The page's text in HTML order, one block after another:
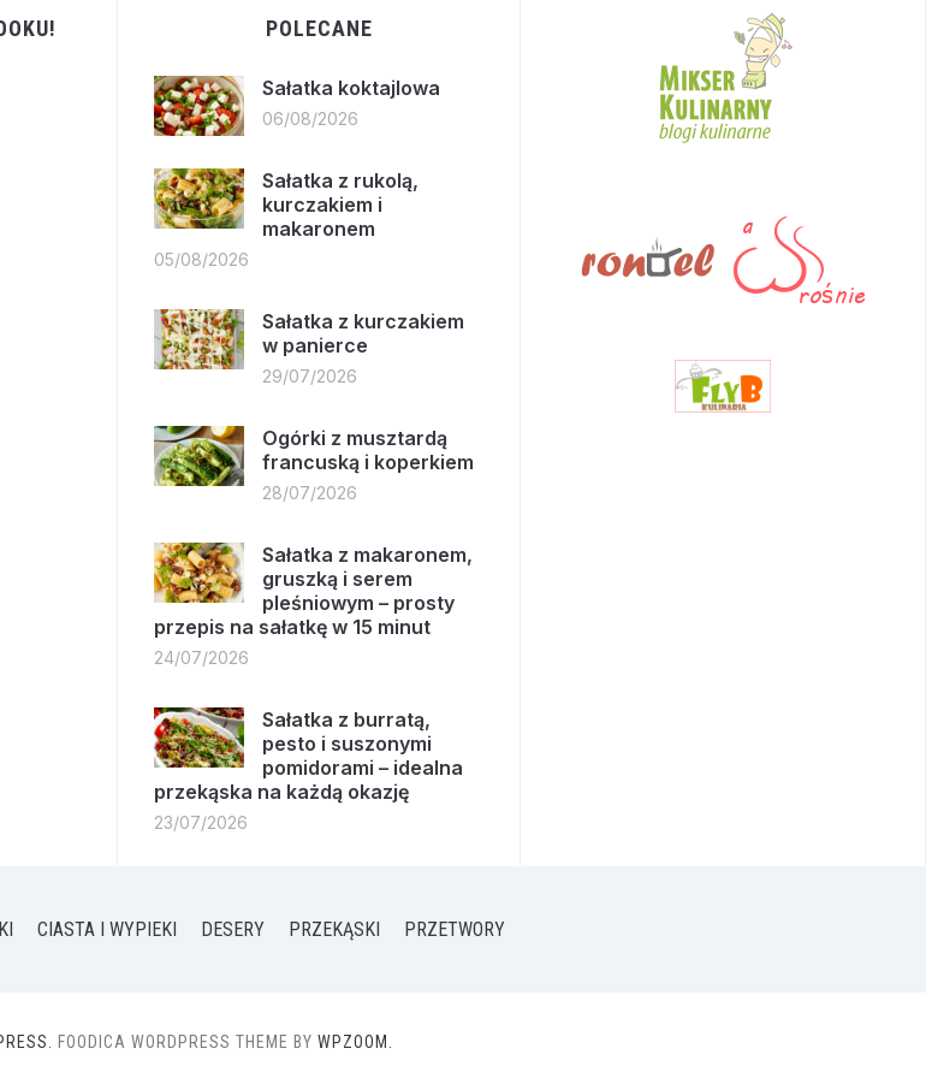
POLECANE
Sałatka koktajlowa
06/08/2026
Sałatka z rukolą,
kurczakiem i
makaronem
05/08/2026
Sałatka z kurczakiem
w panierce
29/07/2026
Ogórki z musztardą
francuską i koperkiem
28/07/2026
Sałatka z makaronem,
gruszką i serem
pleśniowym – prosty
przepis na sałatkę w 15 minut
24/07/2026
Sałatka z burratą,
pesto i suszonymi
pomidorami – idealna
przekąska na każdą okazję
23/07/2026
CIASTA I WYPIEKI DESERY PRZEKĄSKI PRZETWORY
FOODICA WORDPRESS THEME BY WPZOOM.